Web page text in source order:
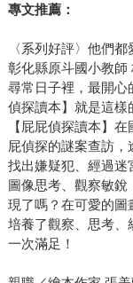
專文推薦：
〈系列好評〉他們
彰化縣原斗國小教師
尋常日子裡，最開心
偵探讀本】就是這樣
【屁屁偵探讀本】
屁偵探的謎案查訪，
找出嫌疑犯、經過迷
圖像思考、觀察敏
現了嗎？在可愛的圖
培養了觀察、思考、
一次滿足！